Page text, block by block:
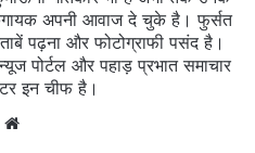
अपनी आवाज दे चुके है। फुर्सत
पढ़ना और फोटोग्राफी पसंद है।
पोर्टल और पहाड़ प्रभात समाचार
इन चीफ है।
Website